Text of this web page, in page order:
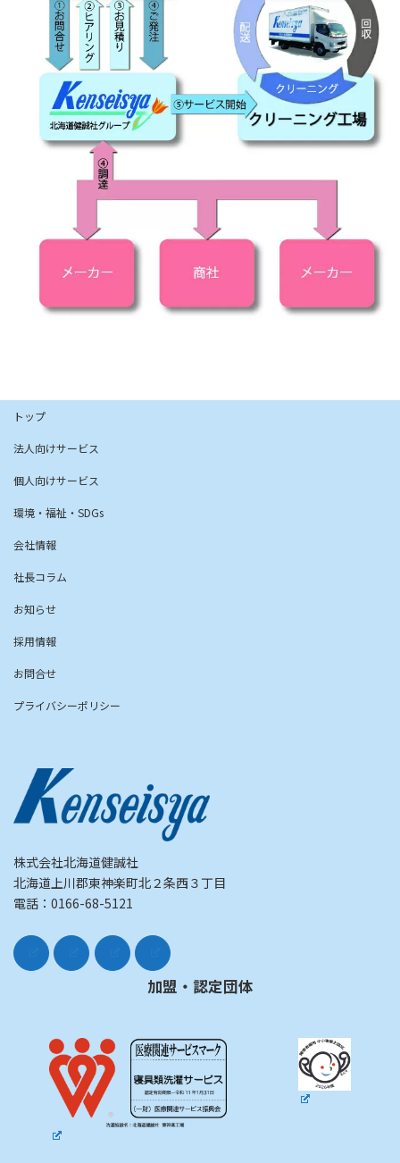
トップ
法人向けサービス
個人向けサービス
環境・福祉・SDGs
会社情報
社長コラム
お知らせ
採用情報
お問合せ
プライバシーポリシー
株式会社北海道健誠社
北海道上川郡東神楽町北２条西３丁目
電話：0166-68-5121
加盟・認定団体